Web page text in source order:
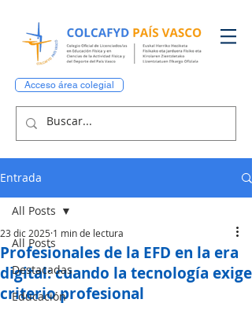
Acceso área colegial
Entrada
All Posts
Destacadas
Educación
All Posts
Profesionales de la EFD en la era
digital: cuando la tecnología exige
criterio profesional
23 dic 2025 1 min de lectura